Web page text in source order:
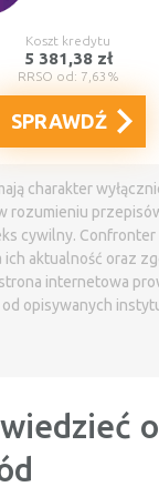
Koszt kredytu
5 381,38 zł
RRSO od: 7,63%
SPRAWDŹ
charakter
rozumieniu
cywilny. Confronter
aktualność oraz
internetowa
opisywanych